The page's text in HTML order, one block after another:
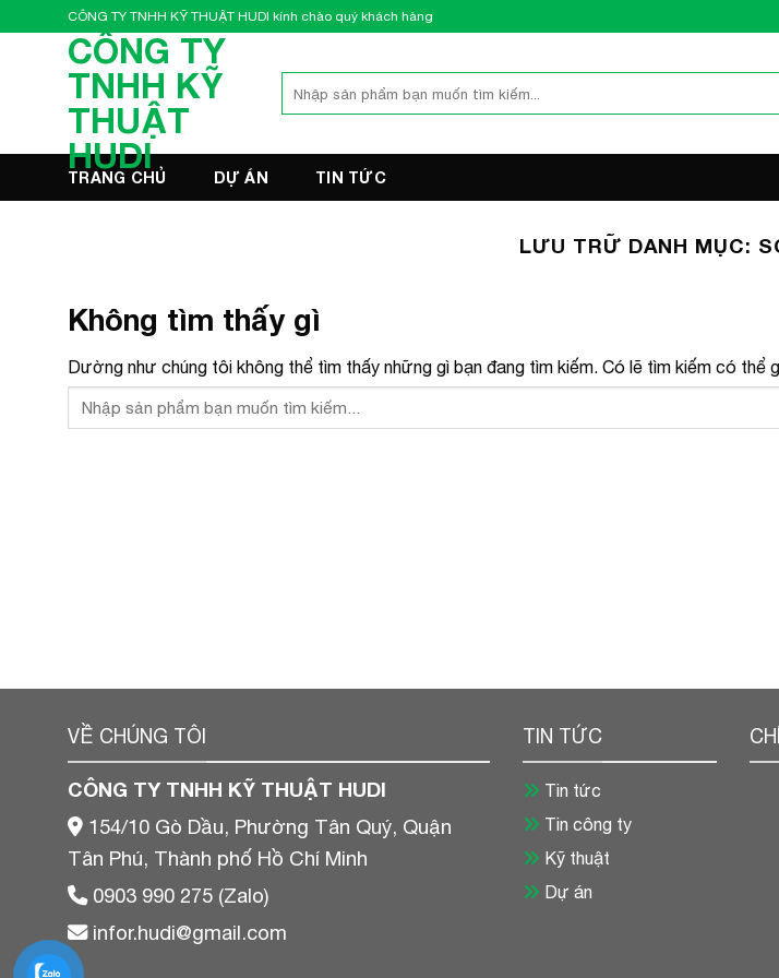
qua
CÔNG TY TNHH KỸ THUẬT HUDI kính chào quý khách hàng
CÔNG TY
TNHH KỸ
THUẬT
HUDI
kiếm:
TRANG CHỦ DỰ ÁN TIN TỨC
LƯU TRỮ DANH MỤC:
Không tìm thấy gì
Dường như chúng tôi không thể tìm thấy những gì bạn đang tìm kiếm. Có lẽ tìm kiếm có thể
VỀ CHÚNG TÔI
CÔNG TY TNHH KỸ THUẬT HUDI
154/10 Gò Dầu, Phường Tân Quý, Quận
Tân Phú, Thành phố Hồ Chí Minh
0903 990 275 (Zalo)
infor.hudi@gmail.com
TIN TỨC
Tin tức
Tin công ty
Kỹ thuật
Dự án